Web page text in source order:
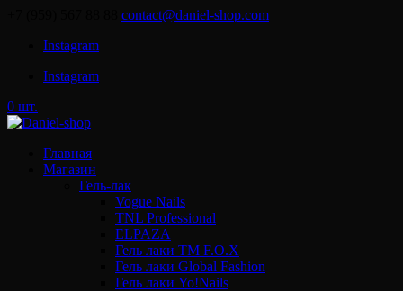
contact@daniel-shop.com
Instagram
Instagram
0 шт.
Главная
Магазин
Гель-лак
Vogue Nails
TNL Professional
ELPAZA
Гель лаки ТМ F.O.X
Гель лаки Global Fashion
Гель лаки Yo!Nails